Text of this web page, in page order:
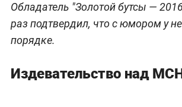
Обладатель "Золотой бутсы —
раз подтвердил, что с юмором у
порядке.
Издевательство над